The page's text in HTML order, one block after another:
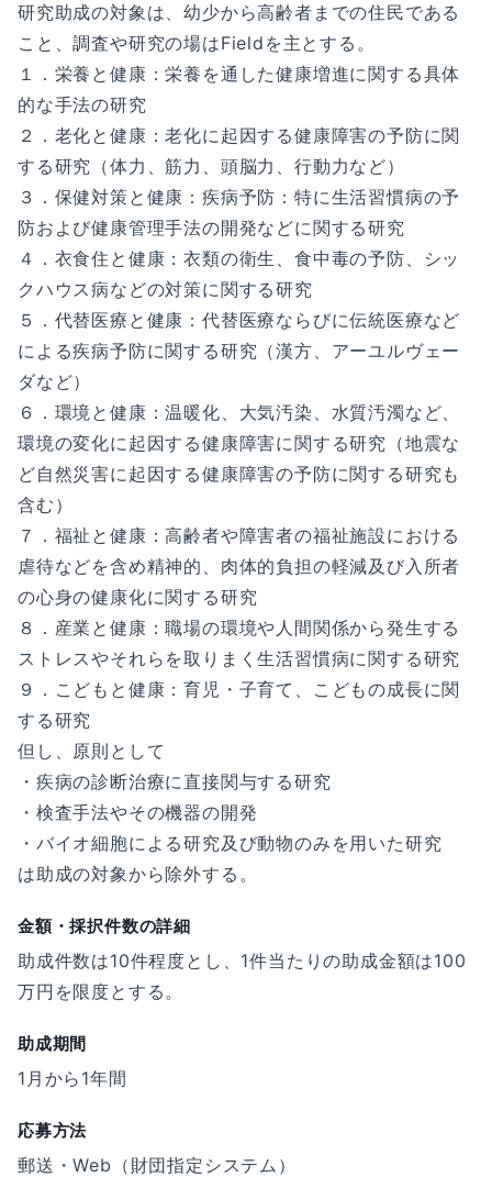
研究助成の対象は、幼少から高齢者までの住民である
こと、調査や研究の場はFieldを主とする。
１．栄養と健康：栄養を通した健康増進に関する具体
的な手法の研究
２．老化と健康：老化に起因する健康障害の予防に関
する研究（体力、筋力、頭脳力、行動力など）
３．保健対策と健康：疾病予防：特に生活習慣病の予
防および健康管理手法の開発などに関する研究
４．衣食住と健康：衣類の衛生、食中毒の予防、シッ
クハウス病などの対策に関する研究
５．代替医療と健康：代替医療ならびに伝統医療など
による疾病予防に関する研究（漢方、アーユルヴェー
ダなど）
６．環境と健康：温暖化、大気汚染、水質汚濁など、
環境の変化に起因する健康障害に関する研究（地震な
ど自然災害に起因する健康障害の予防に関する研究も
含む）
７．福祉と健康：高齢者や障害者の福祉施設における
虐待などを含め精神的、肉体的負担の軽減及び入所者
の心身の健康化に関する研究
８．産業と健康：職場の環境や人間関係から発生する
ストレスやそれらを取りまく生活習慣病に関する研究
９．こどもと健康：育児・子育て、こどもの成長に関
する研究
但し、原則として
・疾病の診断治療に直接関与する研究
・検査手法やその機器の開発
・バイオ細胞による研究及び動物のみを用いた研究
は助成の対象から除外する。
金額・採択件数の詳細
助成件数は10件程度とし、1件当たりの助成金額は100
万円を限度とする。
助成期間
1月から1年間
応募方法
郵送・Web（財団指定システム）